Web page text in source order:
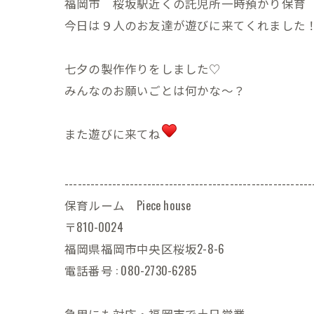
今日は９人のお友達が遊びに来てくれました！
七夕の製作作りをしました♡
みんなのお願いごとは何かな〜？
また遊びに来てね
保育ルーム Piece house
〒810-0024
福岡県福岡市中央区桜坂2-8-6
電話番号 : 080-2730-6285